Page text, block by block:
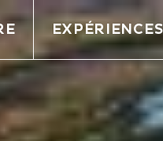
EXPÉRIENCES